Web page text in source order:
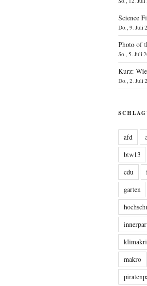
Science
Do., 9. Juli
Photo of
So., 5. Juli
Kurz:
Do., 2. Juli
afd
btw13
cdu
garten
makro